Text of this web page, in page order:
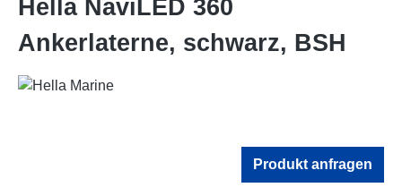
Hella NaviLED 360
Ankerlaterne, schwarz, BSH
Produkt anfragen